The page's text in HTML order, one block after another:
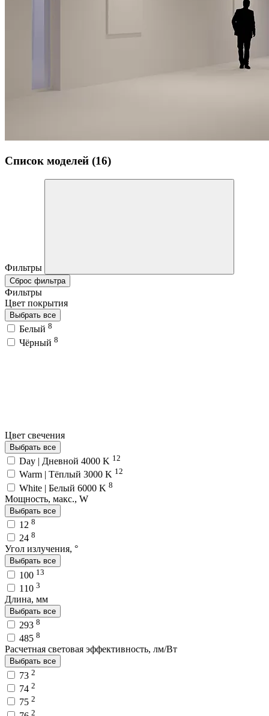
Список моделей (16)
Фильтры
Сброс фильтра
Фильтры
Цвет покрытия
Выбрать все
Белый 8
Чёрный 8
Цвет свечения
Выбрать все
Day | Дневной 4000 K 12
Warm | Тёплый 3000 K 12
White | Белый 6000 K 8
Мощность, макс., W
Выбрать все
12 8
24 8
Угол излучения, °
Выбрать все
100 13
110 3
Длина, мм
Выбрать все
293 8
485 8
Расчетная световая эффективность, лм/Вт
Выбрать все
73 2
74 2
75 2
2